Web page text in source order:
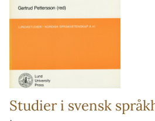
Studier i svensk